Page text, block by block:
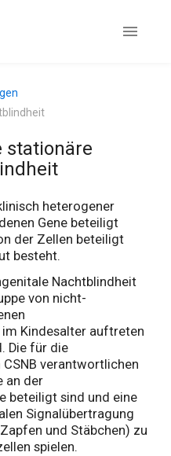
stationäre
heterogener
Gene beteiligt
der Zellen beteiligt
besteht.
Nachtblindheit
von nicht-
Kindesalter auftreten
Die für die
verantwortlichen
an der
beteiligt sind und eine
Signalübertragung
und Stäbchen) zu
spielen.